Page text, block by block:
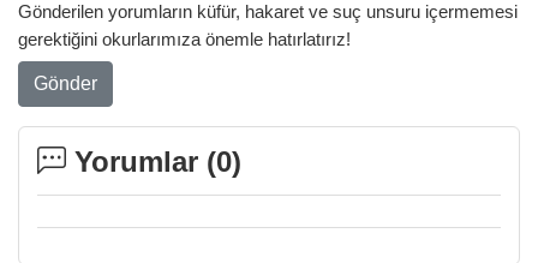
Gönderilen yorumların küfür, hakaret ve suç unsuru içermemesi
gerektiğini okurlarımıza önemle hatırlatırız!
Gönder
Yorumlar (0)